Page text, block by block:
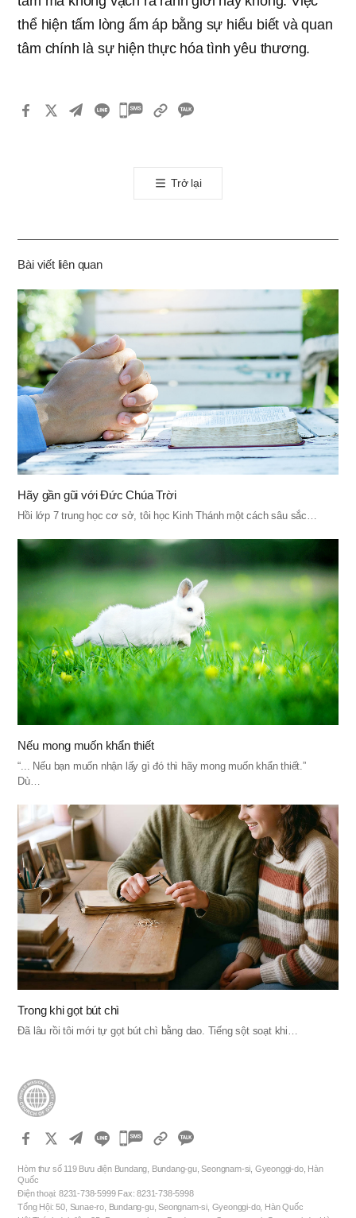
thể hiện tấm lòng ấm áp bằng sự hiểu biết và quan
tâm chính là sự hiện thực hóa tình yêu thương.
카
톡
공
기
Trở lại
Bài viết liên quan
Hãy gần gũi với Đức Chúa Trời
Hồi lớp 7 trung học cơ sở, tôi học Kinh Thánh một cách sâu sắc…
Nếu mong muốn khẩn thiết
“... Nếu bạn muốn nhận lấy gì đó thì hãy mong muốn khẩn thiết.”
Dù…
Trong khi gọt bút chì
Đã lâu rồi tôi mới tự gọt bút chì bằng dao. Tiếng sột soạt khi…
카
오
톡
공
Hòm thư số 119 Bưu điện Bundang, Bundang-gu, Seongnam-si, Gyeonggi-do, Hàn
Quốc
Điện thoại: 8231-738-5999 Fax: 8231-738-5998
Tổng Hội: 50, Sunae-ro, Bundang-gu, Seongnam-si, Gyeonggi-do, Hàn Quốc